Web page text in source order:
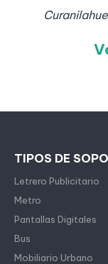
Curanilahue
TIPOS DE
Letrero Publicitario
Metro
Pantallas Digitales
Bus
Mobiliario Urbano